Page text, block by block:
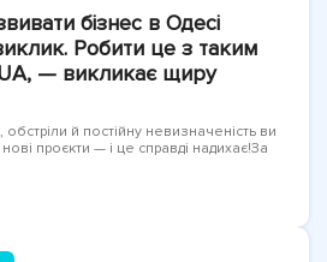
бізнес в Одесі
Робити це з таким
— викликає щиру
обстріли й постійну невизначеність ви
проєкти — і це справді надихає!За